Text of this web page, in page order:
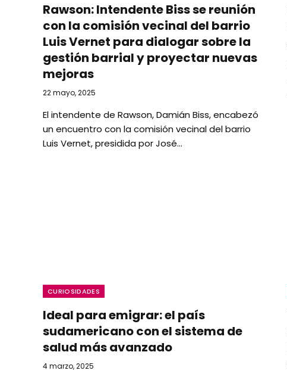
Rawson: Intendente Biss se reunión
con la comisión vecinal del barrio
Luis Vernet para dialogar sobre la
gestión barrial y proyectar nuevas
mejoras
22 mayo, 2025
El intendente de Rawson, Damián Biss, encabezó
un encuentro con la comisión vecinal del barrio
Luis Vernet, presidida por José…
CURIOSIDADES
Ideal para emigrar: el país
sudamericano con el sistema de
salud más avanzado
4 marzo, 2025